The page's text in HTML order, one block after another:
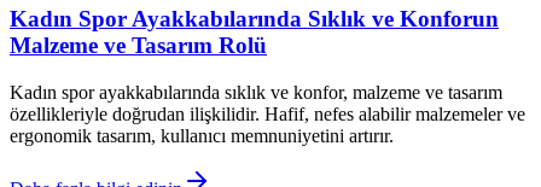
Kadın Spor Ayakkabılarında Sıklık ve Konforun
Malzeme ve Tasarım Rolü
Kadın spor ayakkabılarında sıklık ve konfor, malzeme ve tasarım
özellikleriyle doğrudan ilişkilidir. Hafif, nefes alabilir malzemeler ve
ergonomik tasarım, kullanıcı memnuniyetini artırır.